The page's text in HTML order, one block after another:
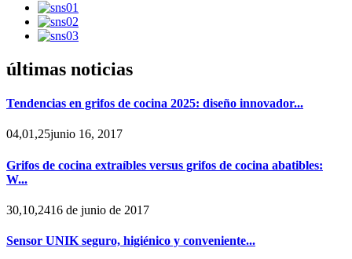
últimas noticias
Tendencias en grifos de cocina 2025: diseño innovador...
04,01,25junio 16, 2017
Grifos de cocina extraíbles versus grifos de cocina abatibles:
W...
30,10,2416 de junio de 2017
Sensor UNIK seguro, higiénico y conveniente...